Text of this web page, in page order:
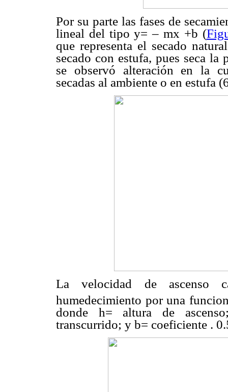
Por su parte las fases de
lineal del tipo y= – mx +b (
que representa el secado
secado con estufa, pues seca
se observó alteración en la
secadas al ambiente o en estufa
La velocidad de ascenso
humedecimiento por una
donde h= altura de
transcurrido; y b= coeficiente .